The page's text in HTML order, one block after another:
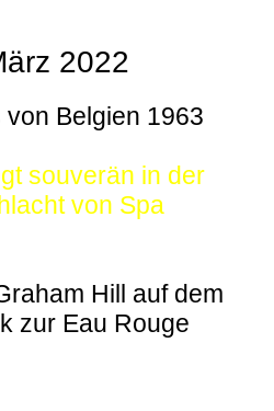
2022
Belgien 1963
souverän in der
von Spa
Hill auf dem
zur Eau Rouge